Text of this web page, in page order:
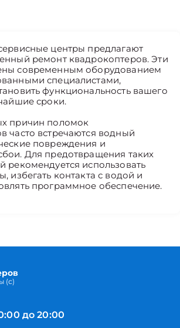
центры предлагают
ремонт квадрокоптеров. Эти
современным оборудованием
специалистами,
функциональность вашего
сроки.
причин поломок
часто встречаются водный
повреждения и
Для предотвращения таких
рекомендуется использовать
избегать контакта с водой и
программное обеспечение.
(с)
до 20:00